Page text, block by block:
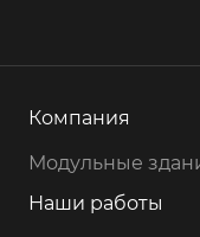
Компания
Модульные
Наши работы